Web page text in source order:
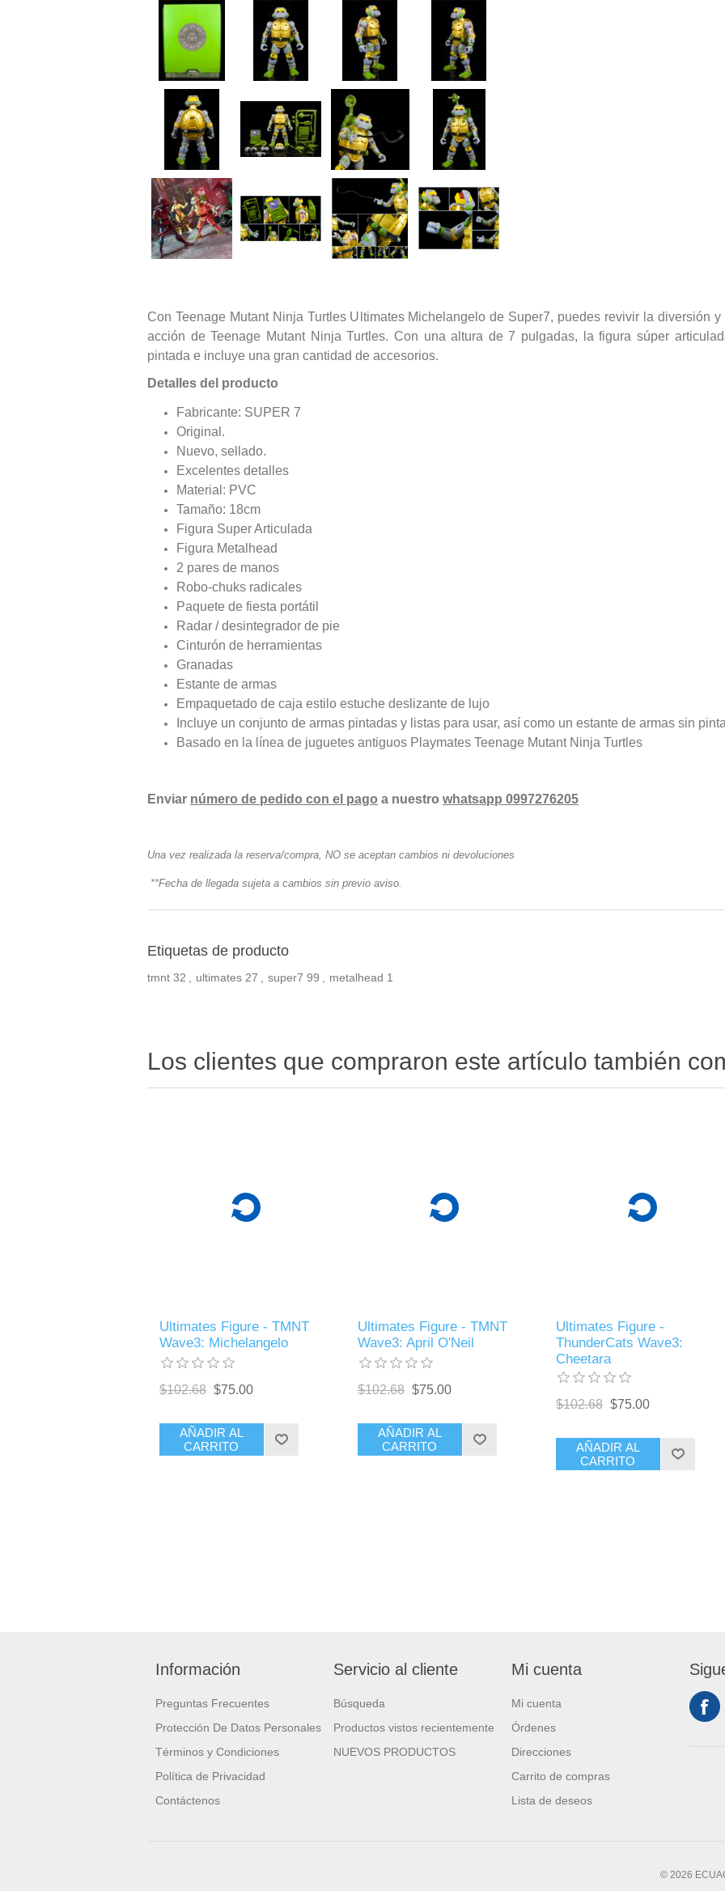
Con Teenage Mutant Ninja Turtles Ultimates Michelangelo de Super7, puedes revivir la diversión
acción de Teenage Mutant Ninja Turtles. Con una altura de 7 pulgadas, la figura súper
pintada e incluye una gran cantidad de accesorios.
Detalles del producto
Fabricante: SUPER 7
Original.
Nuevo, sellado.
Excelentes detalles
Material: PVC
Tamaño: 18cm
Figura Super Articulada
Figura Metalhead
2 pares de manos
Robo-chuks radicales
Paquete de fiesta portátil
Radar / desintegrador de pie
Cinturón de herramientas
Granadas
Estante de armas
Empaquetado de caja estilo estuche deslizante de lujo
Incluye un conjunto de armas pintadas y listas para usar, así como un estante de armas sin
Basado en la línea de juguetes antiguos Playmates Teenage Mutant Ninja Turtles
Enviar número de pedido con el pago a nuestro whatsapp 0997276205
Una vez realizada la reserva/compra, NO se aceptan cambios ni devoluciones
**Fecha de llegada sujeta a cambios sin previo aviso.
Etiquetas de producto
tmnt 32 ultimates 27 super7 99 metalhead 1
Los clientes que compraron este artículo también
Ultimates Figure - TMNT
Wave3: Michelangelo
$102.68 $75.00
AÑADIR AL
CARRITO
Ultimates Figure - TMNT
Wave3: April O'Neil
$102.68 $75.00
AÑADIR AL
CARRITO
Ultimates Figure -
ThunderCats Wave3:
Cheetara
$102.68 $75.00
AÑADIR AL
CARRITO
Información
Preguntas Frecuentes
Protección De Datos Personales
Términos y Condiciones
Política de Privacidad
Contáctenos
Servicio al cliente
Búsqueda
Productos vistos recientemente
NUEVOS PRODUCTOS
Mi cuenta
Mi cuenta
Órdenes
Direcciones
Carrito de compras
Lista de deseos
© 2026